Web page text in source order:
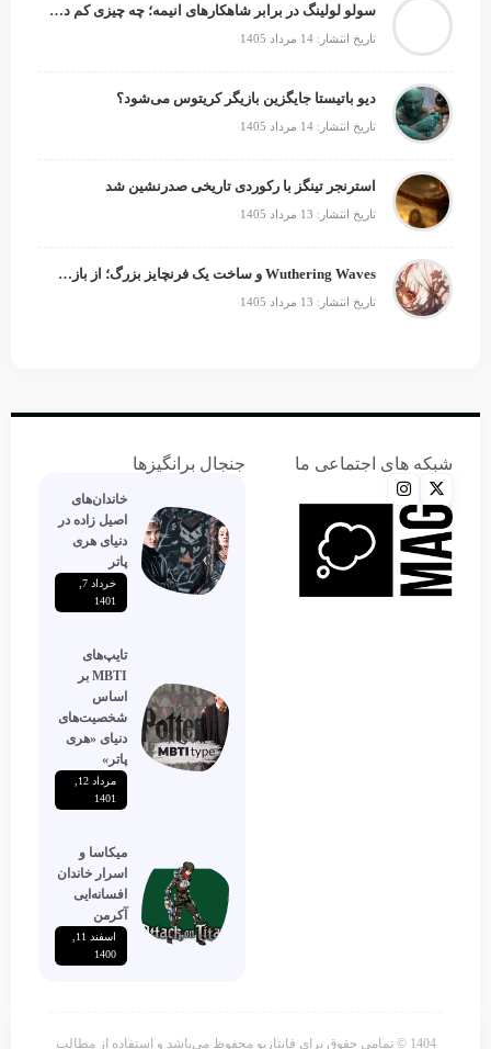
سولو لولینگ در برابر شاهکارهای انیمه؛ چه چیزی کم دارد؟
تاریخ انتشار: 14 مرداد 1405
دیو باتیستا جایگزین بازیگر کریتوس می‌شود؟
تاریخ انتشار: 14 مرداد 1405
استرنجر تینگز با رکوردی تاریخی صدرنشین شد
تاریخ انتشار: 13 مرداد 1405
Wuthering Waves و ساخت یک فرنچایز بزرگ؛ از بازی تا انیمه
تاریخ انتشار: 13 مرداد 1405
شبکه های اجتماعی ما جنجال برانگیزها
خاندان‌های
اصیل زاده‌ در
دنیای هری
پاتر
1401
تایپ‌های
MBTI بر
اساس
شخصیت‌های
دنیای «هری
پاتر»
1401
میکاسا و
اسرار خاندان
افسانه‌ایی
آکرمن
1400
1404 © تمامی حقوق برای فانتازیو محفوظ می‌باشد و استفاده از مطالب